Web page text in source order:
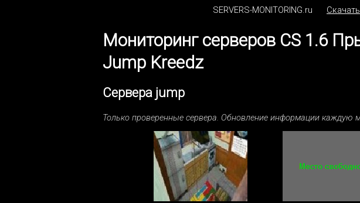
SERVERS-MONITORING.ru
Мониторинг серверов CS 1.6
Jump Kreedz
Сервера jump
Только проверенные сервера. Обновление информации каждую